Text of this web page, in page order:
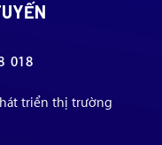
018
triển thị trường